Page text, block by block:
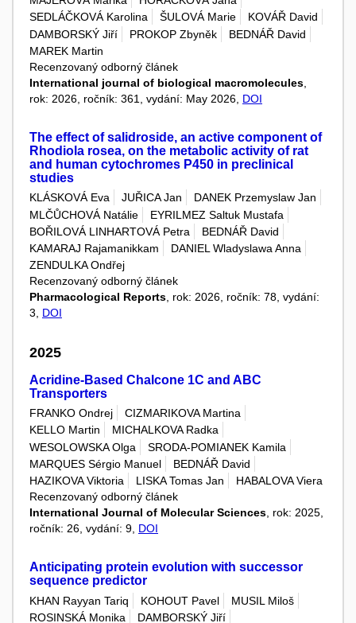
SEDLÁČKOVÁ Karolina
ŠULOVÁ Marie
KOVÁŘ David
DAMBORSKÝ Jiří
PROKOP Zbyněk
BEDNÁŘ David
MAREK Martin
Recenzovaný odborný článek
International journal of biological macromolecules
rok: 2026, ročník: 361, vydání: May 2026, DOI
The effect of salidroside, an active component of
Rhodiola rosea, on the metabolic activity of rat
and human cytochromes P450 in preclinical
studies
KLÁSKOVÁ Eva JUŘICA Jan
DANEK Przemyslaw Jan
MLČŮCHOVÁ Natálie
EYRILMEZ Saltuk Mustafa
BOŘILOVÁ LINHARTOVÁ Petra
BEDNÁŘ David
KAMARAJ Rajamanikkam
DANIEL Wladyslawa Anna
ZENDULKA Ondřej
Recenzovaný odborný článek
Pharmacological Reports, rok: 2026, ročník: 78, vydání:
3, DOI
2025
Acridine-Based Chalcone 1C and ABC
Transporters
FRANKO Ondrej
CIZMARIKOVA Martina
KELLO Martin
MICHALKOVA Radka
WESOLOWSKA Olga
SRODA-POMIANEK Kamila
MARQUES Sérgio Manuel
BEDNÁŘ David
HAZIKOVA Viktoria
LISKA Tomas Jan
HABALOVA Viera
Recenzovaný odborný článek
International Journal of Molecular Sciences, rok: 2025,
ročník: 26, vydání: 9, DOI
Anticipating protein evolution with successor
sequence predictor
KHAN Rayyan Tariq KOHOUT Pavel
MUSIL Miloš
ROSINSKÁ Monika
DAMBORSKÝ Jiří